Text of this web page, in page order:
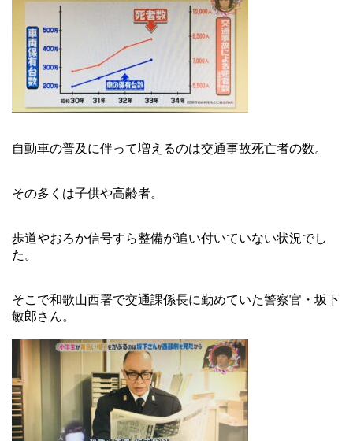
自動車の普及に伴って増えるのは交通事故死亡者の数。
その多くは子供や高齢者。
歩道やおろか信号すら整備が追い付いていない状況でし
た。
そこで和歌山西署で交通課係長に勤めていた警察官・坂下
敏郎さん。